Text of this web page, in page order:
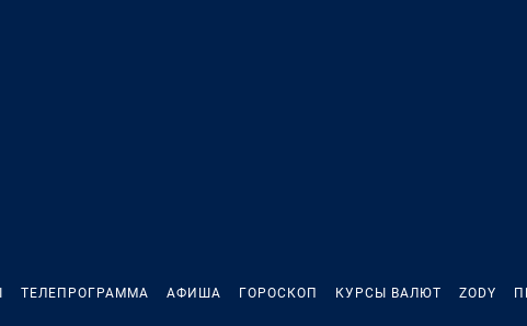
ТЕЛЕПРОГРАММА АФИША ГОРОСКОП КУРСЫ ВАЛЮТ ZODY